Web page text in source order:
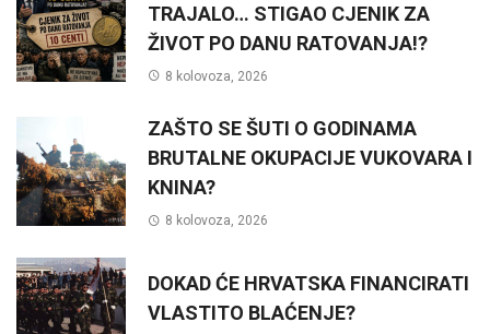
TRAJALO… STIGAO CJENIK ZA
ŽIVOT PO DANU RATOVANJA!?
8 kolovoza, 2026
ZAŠTO SE ŠUTI O GODINAMA
BRUTALNE OKUPACIJE VUKOVARA I
KNINA?
8 kolovoza, 2026
DOKAD ĆE HRVATSKA FINANCIRATI
VLASTITO BLAĆENJE?